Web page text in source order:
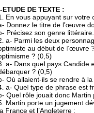
ETUDE DE TEXTE :
En vous appuyant sur votre
Donnez le titre de l’œuvre
Précisez son genre
a- Parmi les deux
au début de l’œuvre
? (0,5)
a- Dans quel pays Candide
? (0,5)
Où allaient-ils se rendre à
a- Quel type de phrase est
Quel rôle jouait donc
Martin porte un jugement
France et l’Angleterre :